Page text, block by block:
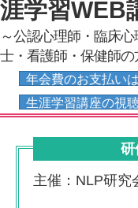
涯学習WEB
～公認心理師・臨床
士・看護師・保健師の
年会費のお支払い
生涯学習講座の視
研
主催：NLP研究